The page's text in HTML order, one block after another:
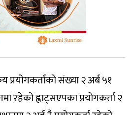
प्रयोगकर्ताको संख्या २ अर्ब ५१
रहेको ह्वाट्सएपका प्रयोगकर्ता २